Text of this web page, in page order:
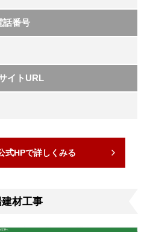
話番号
イトURL
式HPで詳しくみる
建材工事